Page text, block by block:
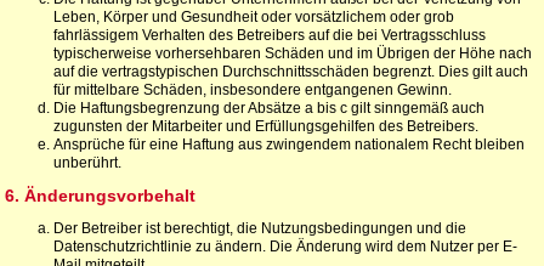
Leben, Körper und Gesundheit oder vorsätzlichem oder grob
fahrlässigem Verhalten des Betreibers auf die bei Vertragsschluss
typischerweise vorhersehbaren Schäden und im Übrigen der Höhe nach
auf die vertragstypischen Durchschnittsschäden begrenzt. Dies gilt auch
für mittelbare Schäden, insbesondere entgangenen Gewinn.
Die Haftungsbegrenzung der Absätze a bis c gilt sinngemäß auch
zugunsten der Mitarbeiter und Erfüllungsgehilfen des Betreibers.
Ansprüche für eine Haftung aus zwingendem nationalem Recht bleiben
unberührt.
6. Änderungsvorbehalt
Der Betreiber ist berechtigt, die Nutzungsbedingungen und die
Datenschutzrichtlinie zu ändern. Die Änderung wird dem Nutzer per E-